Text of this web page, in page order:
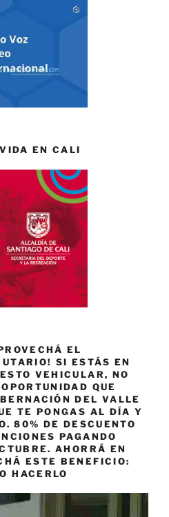
EN CALI
EL
SI ESTÁS EN
VEHICULAR, NO
QUE
DEL VALLE
TE PONGAS AL DÍA Y
80% DE DESCUENTO
PAGANDO
AHORRÁ EN
ESTE BENEFICIO:
HACERLO